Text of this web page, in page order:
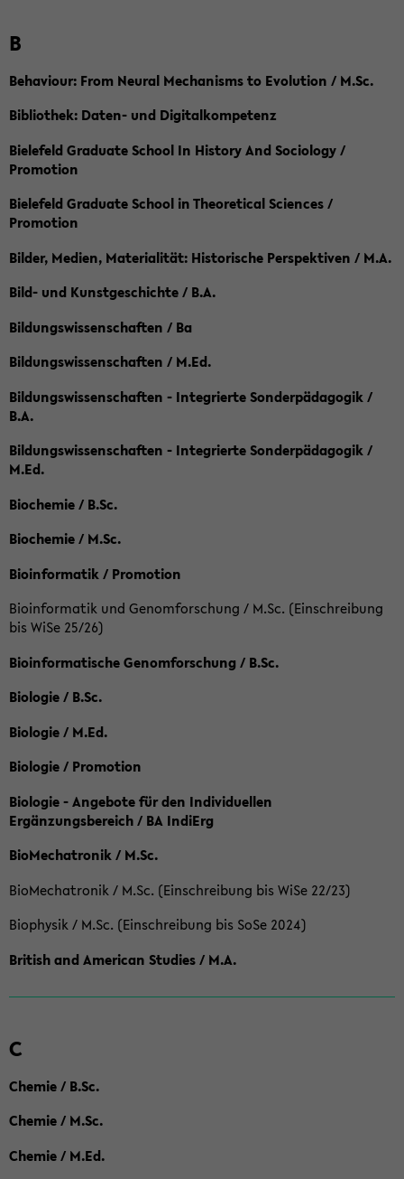
B
Behaviour: From Neural Mechanisms to Evolution / M.Sc.
Bibliothek: Daten- und Digitalkompetenz
Bielefeld Graduate School In History And Sociology /
Promotion
Bielefeld Graduate School in Theoretical Sciences /
Promotion
Bilder, Medien, Materialität: Historische Perspektiven / M.A.
Bild- und Kunstgeschichte / B.A.
Bildungswissenschaften / Ba
Bildungswissenschaften / M.Ed.
Bildungswissenschaften - Integrierte Sonderpädagogik /
B.A.
Bildungswissenschaften - Integrierte Sonderpädagogik /
M.Ed.
Biochemie / B.Sc.
Biochemie / M.Sc.
Bioinformatik / Promotion
Bioinformatik und Genomforschung / M.Sc. (Einschreibung
bis WiSe 25/26)
Bioinformatische Genomforschung / B.Sc.
Biologie / B.Sc.
Biologie / M.Ed.
Biologie / Promotion
Biologie - Angebote für den Individuellen
Ergänzungsbereich / BA IndiErg
BioMechatronik / M.Sc.
BioMechatronik / M.Sc. (Einschreibung bis WiSe 22/23)
Biophysik / M.Sc. (Einschreibung bis SoSe 2024)
British and American Studies / M.A.
C
Chemie / B.Sc.
Chemie / M.Sc.
Chemie / M.Ed.